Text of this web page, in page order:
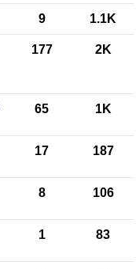
9 1.1K
177 2K
65 1K
17 187
8 106
1 83